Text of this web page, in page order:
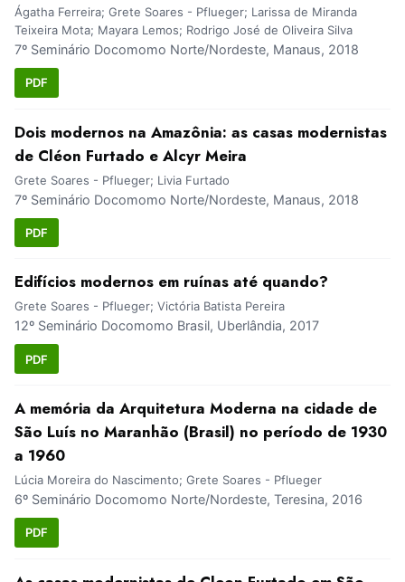
Ágatha Ferreira; Grete Soares - Pflueger; Larissa de Miranda
Teixeira Mota; Mayara Lemos; Rodrigo José de Oliveira Silva
7º Seminário Docomomo Norte/Nordeste, Manaus, 2018
PDF
Dois modernos na Amazônia: as casas modernistas
de Cléon Furtado e Alcyr Meira
Grete Soares - Pflueger; Livia Furtado
7º Seminário Docomomo Norte/Nordeste, Manaus, 2018
PDF
Edifícios modernos em ruínas até quando?
Grete Soares - Pflueger; Victória Batista Pereira
12º Seminário Docomomo Brasil, Uberlândia, 2017
PDF
A memória da Arquitetura Moderna na cidade de
São Luís no Maranhão (Brasil) no período de 1930
a 1960
Lúcia Moreira do Nascimento; Grete Soares - Pflueger
6º Seminário Docomomo Norte/Nordeste, Teresina, 2016
PDF